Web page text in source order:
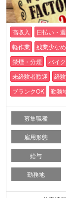
高収入 日払い・
軽作業
残業少なめ
禁煙・分煙
バイ
未経験者歓迎
経
ブランクOK
勤務
募集職種
雇用形態
給与
勤務地